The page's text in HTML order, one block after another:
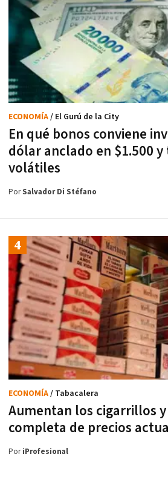
En qué bonos conviene
dólar anclado en $1.500
volátiles
ECONOMÍA/ El Gurú de la City
PorSalvador Di Stéfano
Aumentan los cigarrillos
completa de precios
ECONOMÍA/ Tabacalera
PoriProfesional